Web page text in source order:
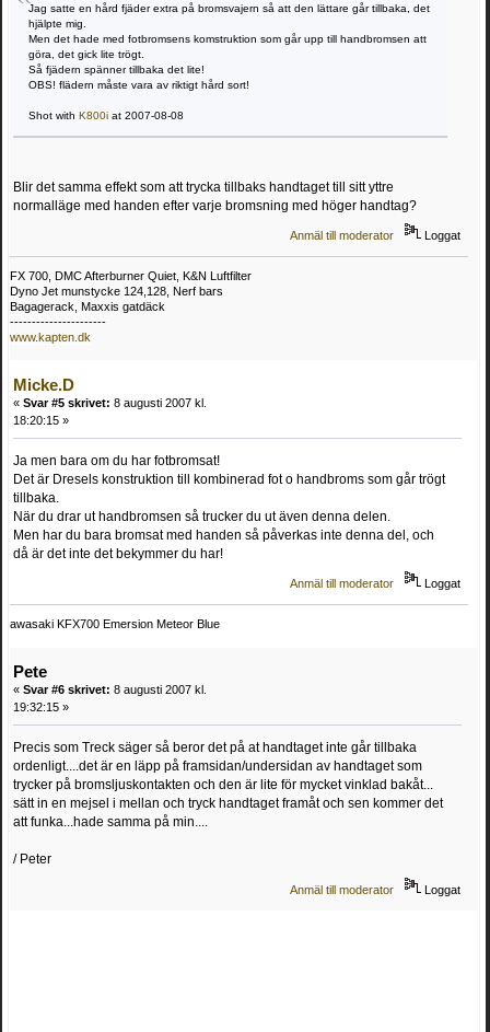
Jag satte en hård fjäder extra på bromsvajern så att den lättare går tillbaka, det
hjälpte mig.
Men det hade med fotbromsens komstruktion som går upp till handbromsen att
göra, det gick lite trögt.
Så fjädern spänner tillbaka det lite!
OBS! flädern måste vara av riktigt hård sort!
Shot with K800i at 2007-08-08
Blir det samma effekt som att trycka tillbaks handtaget till sitt yttre
normalläge med handen efter varje bromsning med höger handtag?
Anmäl till moderator Loggat
FX 700, DMC Afterburner Quiet, K&N Luftfilter
Dyno Jet munstycke 124,128, Nerf bars
Bagagerack, Maxxis gatdäck
----------------------
www.kapten.dk
Micke.D
« Svar #5 skrivet: 8 augusti 2007 kl.
18:20:15 »
Ja men bara om du har fotbromsat!
Det är Dresels konstruktion till kombinerad fot o handbroms som går trögt
tillbaka.
När du drar ut handbromsen så trucker du ut även denna delen.
Men har du bara bromsat med handen så påverkas inte denna del, och
då är det inte det bekymmer du har!
Anmäl till moderator Loggat
awasaki KFX700 Emersion Meteor Blue
Pete
« Svar #6 skrivet: 8 augusti 2007 kl.
19:32:15 »
Precis som Treck säger så beror det på at handtaget inte går tillbaka
ordenligt....det är en läpp på framsidan/undersidan av handtaget som
trycker på bromsljuskontakten och den är lite för mycket vinklad bakåt...
sätt in en mejsel i mellan och tryck handtaget framåt och sen kommer det
att funka...hade samma på min....
/ Peter
Anmäl till moderator Loggat